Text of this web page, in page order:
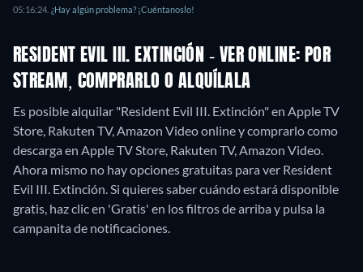
05:16:24 ¿Hay algún problema? ¡Cuéntanoslo!
RESIDENT EVIL III. EXTINCIÓN - VER ONLINE: POR
STREAM, COMPRARLO O ALQUÍLALA
Es posible alquilar "Resident Evil III. Extinción" en Apple TV
Store, Rakuten TV, Amazon Video online y comprarlo como
descarga en Apple TV Store, Rakuten TV, Amazon Video.
Ahora mismo no hay opciones gratuitas para ver Resident
Evil III. Extinción. Si quieres saber cuándo estará disponible
gratis, haz clic en 'Gratis' en los filtros de arriba y pulsa la
campanita de notificaciones.